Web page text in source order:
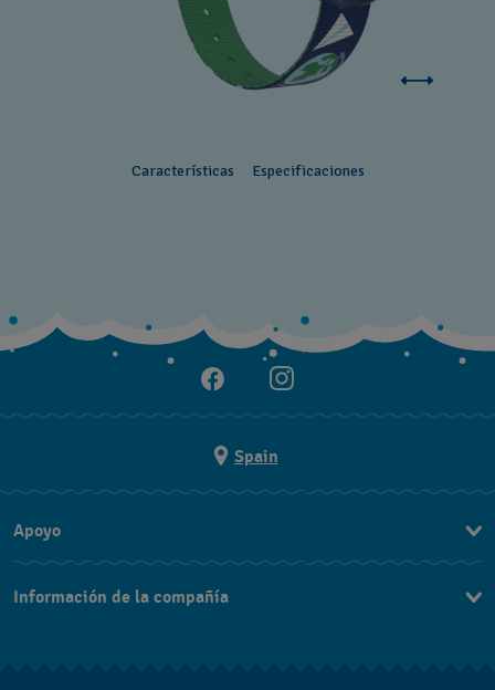
Características Especificaciones
Spain
Apoyo
Preguntas frecuentes
Información de la compañía